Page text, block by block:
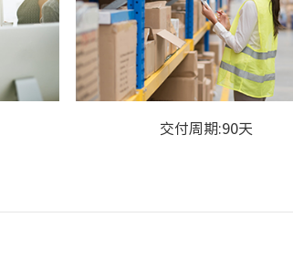
交付周期:90天